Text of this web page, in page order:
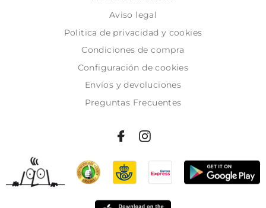
Aviso legal
Politica de privacidad y cookies
Condiciones de compra
Configuración de cookies
Envíos y devoluciones
Preguntas Frecuentes